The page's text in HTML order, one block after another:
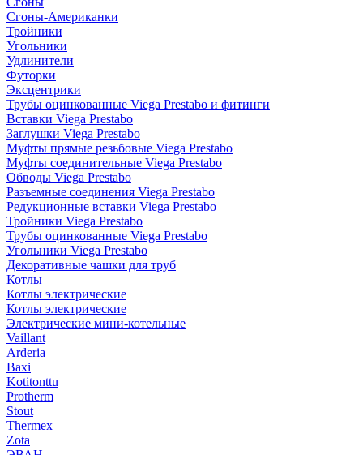
Сгоны-Американки
Тройники
Угольники
Удлинители
Футорки
Эксцентрики
Трубы оцинкованные Viega Prestabo и фитинги
Вставки Viega Prestabo
Заглушки Viega Prestabo
Муфты прямые резьбовые Viega Prestabo
Муфты соединительные Viega Prestabo
Обводы Viega Prestabo
Разъемные соединения Viega Prestabo
Редукционные вставки Viega Prestabo
Тройники Viega Prestabo
Трубы оцинкованные Viega Prestabo
Угольники Viega Prestabo
Декоративные чашки для труб
Котлы
Котлы электрические
Котлы электрические
Электрические мини-котельные
Vaillant
Arderia
Baxi
Kotitonttu
Protherm
Stout
Thermex
Zota